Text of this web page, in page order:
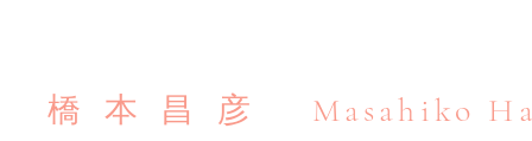
橋本昌彦 Masahiko